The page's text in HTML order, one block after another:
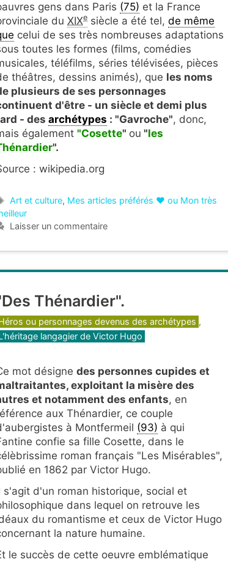
gens dans Paris (75) et la France
du XIXe siècle a été tel, de même
celui de ses très nombreuses adaptations
toutes les formes (films, comédies
téléfilms, séries télévisées, pièces
théâtres, dessins animés), que les noms
plusieurs de ses personnages
d'être - un siècle et demi plus
- des archétypes : "Gavroche", donc,
également "Cosette" ou "les
".
: wikipedia.org
Étiquettes
Art et culture, Mes articles préférés ❤ ou Mon très
Laisser un commentaire
Thénardier".
ou personnages devenus des archétypes ,
langagier de Victor Hugo
mot désigne des personnes cupides et
exploitant la misère des
et notamment des enfants, en
aux Thénardier, ce couple
à Montfermeil (93) à qui
confie sa fille Cosette, dans le
roman français "Les Misérables",
en 1862 par Victor Hugo.
s'agit d'un roman historique, social et
dans lequel on retrouve les
du romantisme et ceux de Victor Hugo
la nature humaine.
le succès de cette oeuvre emblématique